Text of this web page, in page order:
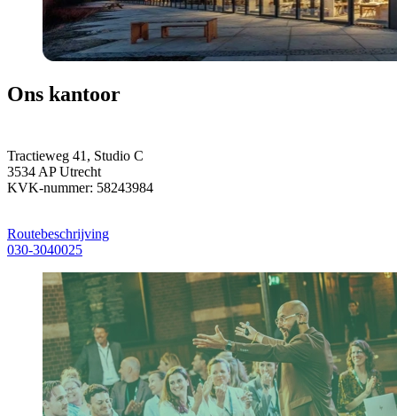
Ons kantoor
Tractieweg 41, Studio C
3534 AP Utrecht
KVK-nummer: 58243984
Routebeschrijving
030-3040025